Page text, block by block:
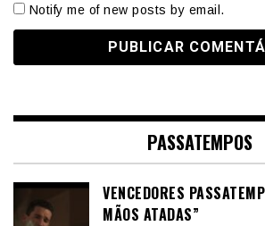
Notify me of new posts by email.
PASSATEMPOS
VENCEDORES
MÃOS ATADAS”